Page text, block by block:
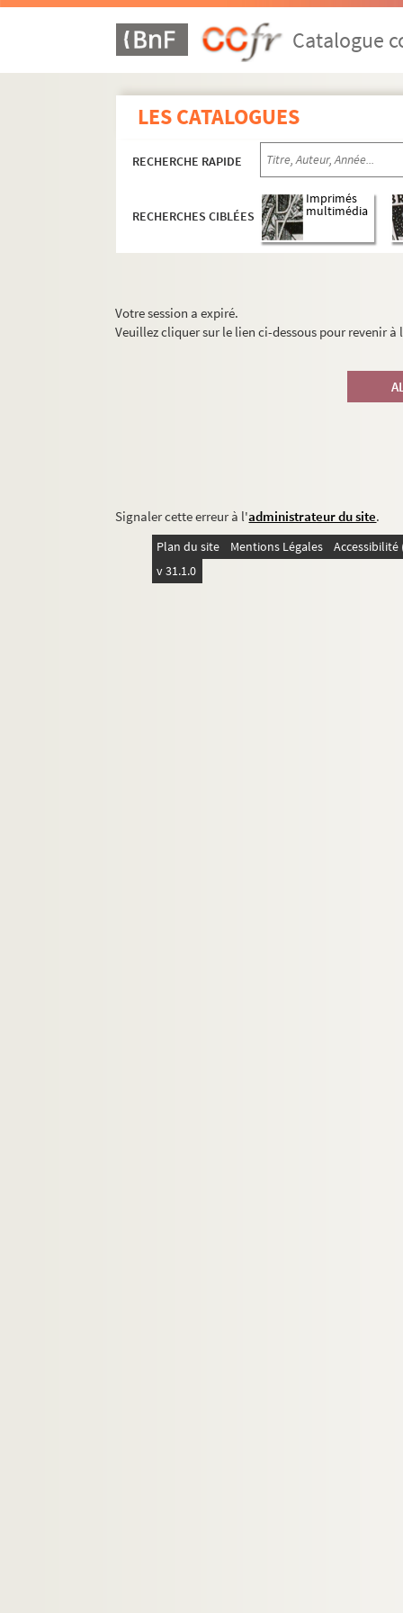
Catalogue
LES CATALOGUES
RECHERCHE RAPIDE
RECHERCHES CIBLÉES
Imprimés
multimédia
Votre session a expiré.
Veuillez cliquer sur le lien ci-dessous pour revenir
Signaler cette erreur à l'administrateur du site.
Plan du site Mentions Légales
v 31.1.0